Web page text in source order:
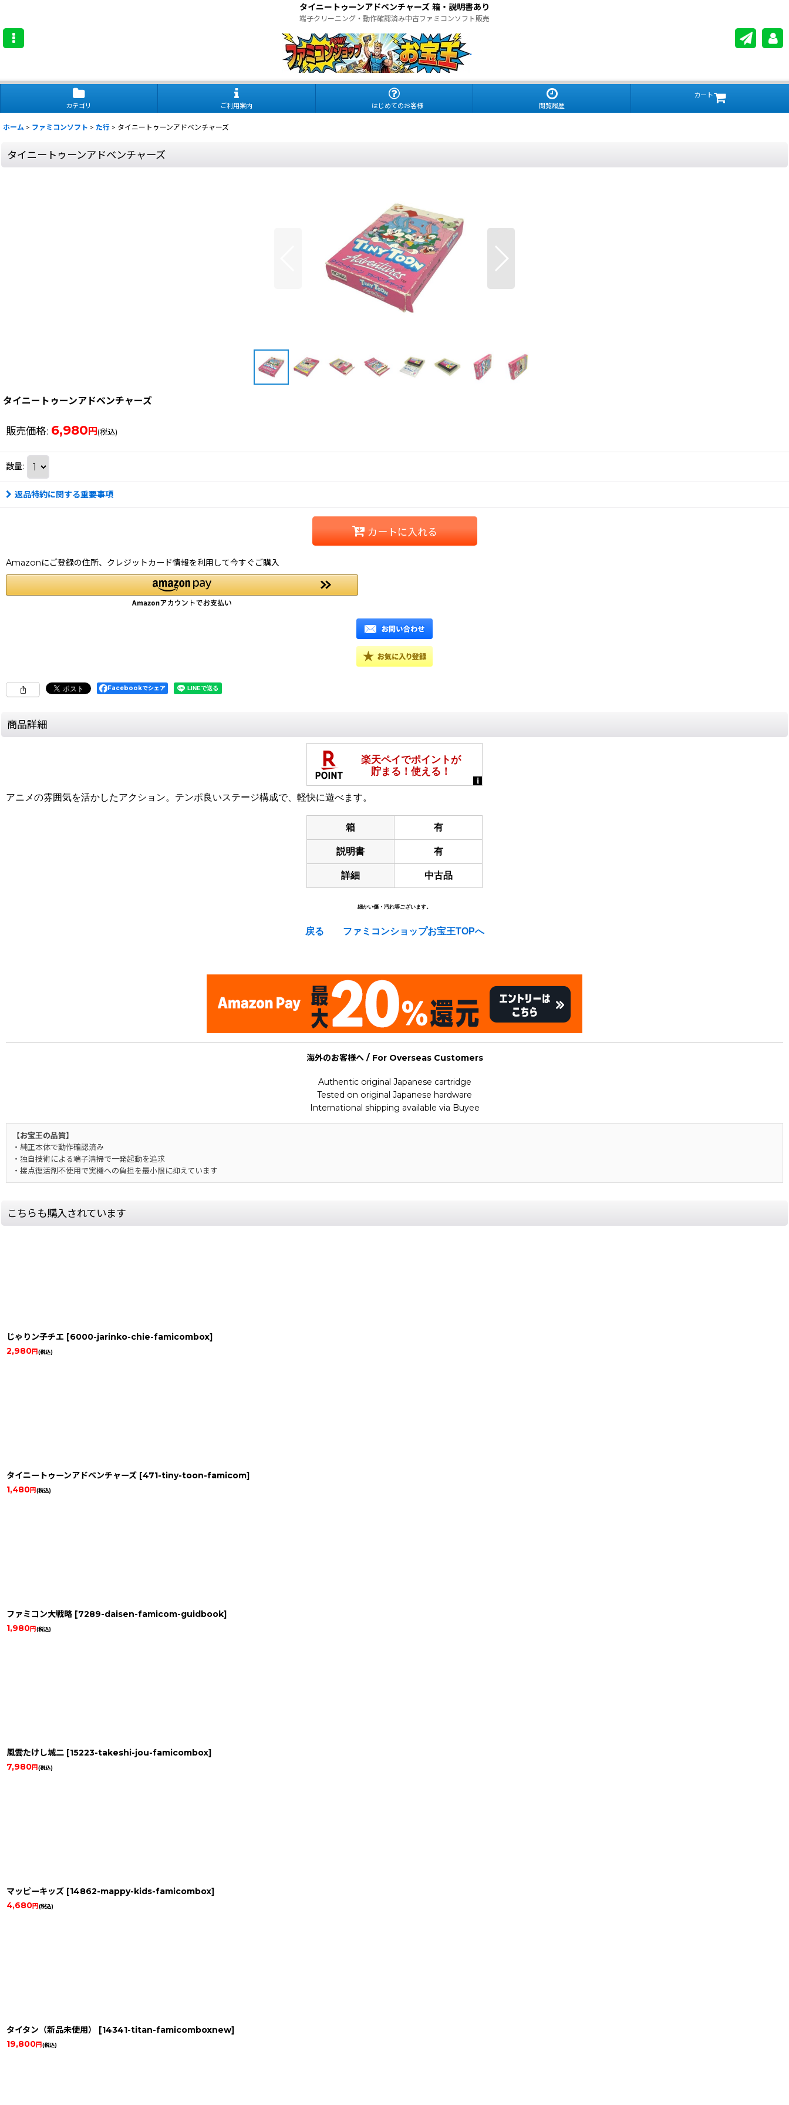
タイニートゥーンアドベンチャーズ 箱・説明書あり
端子クリーニング・動作確認済み中古ファミコンソフト販売
.
カテゴリ ご利用案内 はじめてのお客様 閲覧履歴
カート
ホーム > ファミコンソフト > た行 > タイニートゥーンアドベンチャーズ
タイニートゥーンアドベンチャーズ
タイニートゥーンアドベンチャーズ
販売価格: 6,980 円 (税込)
数量:
返品特約に関する重要事項
カートに入れる
Amazonにご登録の住所、クレジットカード情報を利用して今すぐご購入
Facebookでシェア
商品詳細
アニメの雰囲気を活かしたアクション。テンポ良いステージ構成で、軽快に遊べます。
箱 有
説明書 有
詳細 中古品
細かい傷・汚れ等ございます。
戻る ファミコンショップお宝王TOPへ
海外のお客様へ / For Overseas Customers
Authentic original Japanese cartridge
Tested on original Japanese hardware
International shipping available via Buyee
【お宝王の品質】
・純正本体で動作確認済み
・独自技術による端子清掃で一発起動を追求
・接点復活剤不使用で実機への負担を最小限に抑えています
こちらも購入されています
じゃりン子チエ [6000-jarinko-chie-famicombox]
2,980円(税込)
タイニートゥーンアドベンチャーズ [471-tiny-toon-famicom]
1,480円(税込)
ファミコン大戦略 [7289-daisen-famicom-guidbook]
1,980円(税込)
風雲たけし城二 [15223-takeshi-jou-famicombox]
7,980円(税込)
マッピーキッズ [14862-mappy-kids-famicombox]
4,680円(税込)
タイタン（新品未使用） [14341-titan-famicomboxnew]
19,800円(税込)